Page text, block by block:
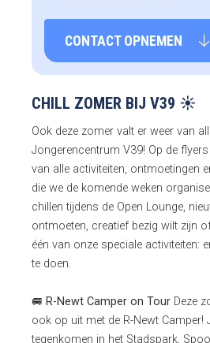
CONTACT OPNEMEN
CHILL ZOMER BIJ V39 ☀️
Ook deze zomer valt er weer van
Jongerencentrum V39! Op de
van alle activiteiten, ontmoetingen
die we de komende weken
chillen tijdens de Open Lounge,
ontmoeten, creatief bezig wilt zijn
één van onze speciale activiteiten:
te doen.
🚐 R-Newt Camper on Tour Deze
ook op uit met de R-Newt Camper!
tegenkomen in het Stadspark,